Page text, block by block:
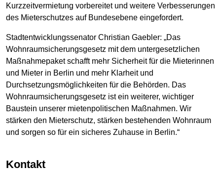
Kurzzeitvermietung vorbereitet und weitere Verbesserungen
des Mieterschutzes auf Bundesebene eingefordert.
Stadtentwicklungssenator Christian Gaebler: „Das
Wohnraumsicherungsgesetz mit dem untergesetzlichen
Maßnahmepaket schafft mehr Sicherheit für die Mieterinnen
und Mieter in Berlin und mehr Klarheit und
Durchsetzungsmöglichkeiten für die Behörden. Das
Wohnraumsicherungsgesetz ist ein weiterer, wichtiger
Baustein unserer mietenpolitischen Maßnahmen. Wir
stärken den Mieterschutz, stärken bestehenden Wohnraum
und sorgen so für ein sicheres Zuhause in Berlin.“
Kontakt